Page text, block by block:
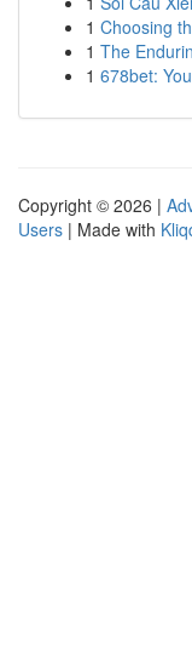
1 Choosing
1 The
1 678bet:
Copyright © 2026 |
Users | Made with